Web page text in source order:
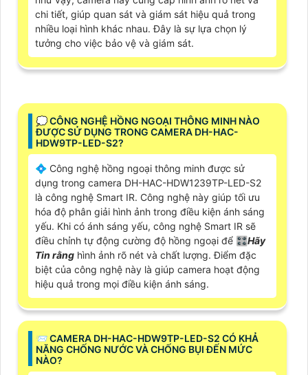
chi tiết, giúp quan sát và giám sát hiệu quả trong
nhiều loại hình khác nhau. Đây là sự lựa chọn lý
tưởng cho việc bảo vệ và giám sát.
️💭 CÔNG NGHỆ HỒNG NGOẠI THÔNG MINH NÀO
ĐƯỢC SỬ DỤNG TRONG CAMERA DH-HAC-
HDW9TP-LED-S2?
💠 Công nghệ hồng ngoại thông minh được sử
dụng trong camera DH-HAC-HDW1239TP-LED-S2
là công nghệ Smart IR. Công nghệ này giúp tối ưu
hóa độ phân giải hình ảnh trong điều kiện ánh sáng
yếu. Khi có ánh sáng yếu, công nghệ Smart IR sẽ
điều chỉnh tự động cường độ hồng ngoại để 🎛Hãy
Tin rằng hình ảnh rõ nét và chất lượng. Điểm đặc
biệt của công nghệ này là giúp camera hoạt động
hiệu quả trong mọi điều kiện ánh sáng.
📨 CAMERA DH-HAC-HDW9TP-LED-S2 CÓ KHẢ
NĂNG CHỐNG NƯỚC VÀ CHỐNG BỤI ĐẾN MỨC
NÀO?